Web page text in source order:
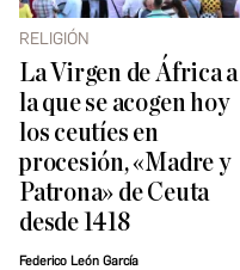
RELIGIÓN
La Virgen de África a
la que se acogen hoy
los ceutíes en
procesión, «Madre y
Patrona» de Ceuta
desde 1418
Federico León García